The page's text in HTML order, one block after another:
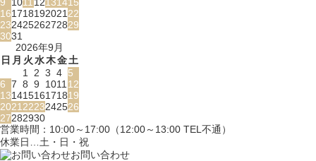
161718192021 22
23242526272829
3031
2026年9月
日 月 火水木金土
1
2 3 4 5
6 7 8 9 1011 12
13141516171819
2021 2223242526
27282930
営業時間：10:00～17:00（12:00～13:00 TEL不通）
休業日…土・日・祝
お問い合わせ